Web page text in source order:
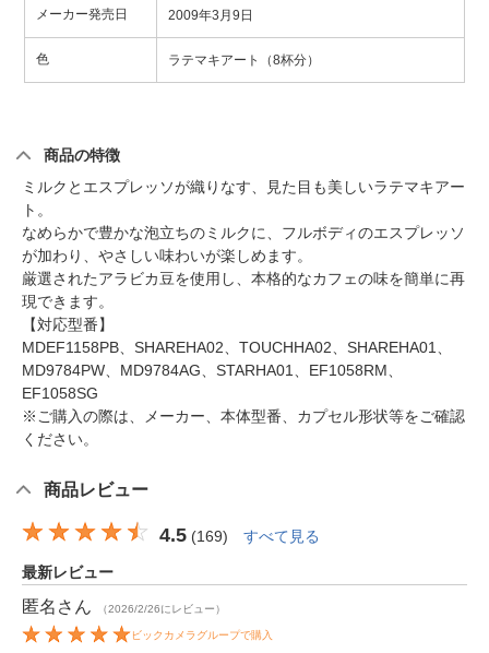
メーカー発売日 2009年3月9日
色 ラテマキアート（8杯分）
商品の特徴
ミルクとエスプレッソが織りなす、見た目も美しいラテマキアー
ト。
なめらかで豊かな泡立ちのミルクに、フルボディのエスプレッソ
が加わり、やさしい味わいが楽しめます。
厳選されたアラビカ豆を使用し、本格的なカフェの味を簡単に再
現できます。
【対応型番】
MDEF1158PB、SHAREHA02、TOUCHHA02、SHAREHA01、
MD9784PW、MD9784AG、STARHA01、EF1058RM、
EF1058SG
※ご購入の際は、メーカー、本体型番、カプセル形状等をご確認
ください。
商品レビュー
4.5 (169) すべて見る
最新レビュー
匿名 さん （2026/2/26にレビュー）
ビックカメラグループで購入